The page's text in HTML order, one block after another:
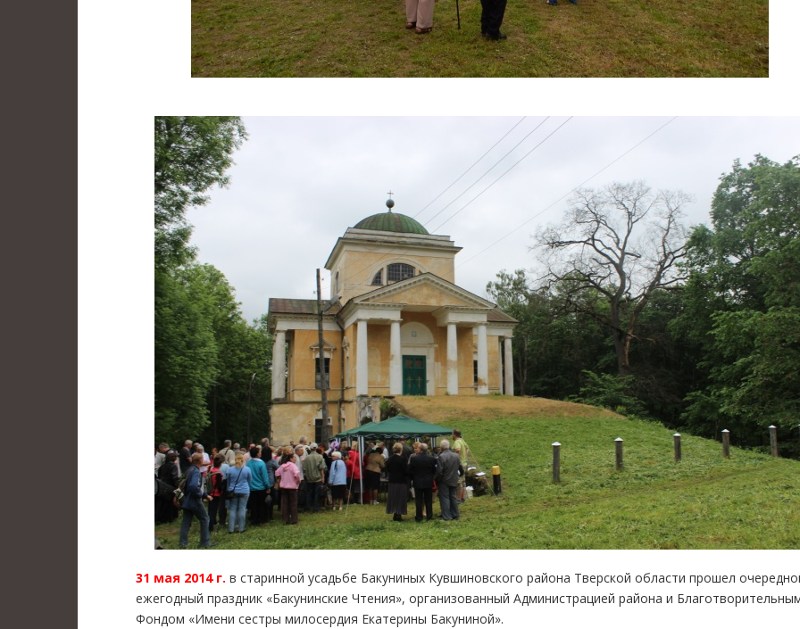
31 мая 2014 г. в старинной усадьбе Бакуниных Кувшиновского района Тверской области прошел
ежегодный праздник «Бакунинские Чтения», организованный Администрацией района и
Фондом «Имени сестры милосердия Екатерины Бакуниной».